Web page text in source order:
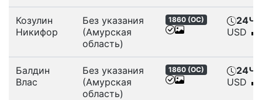
Козулин
Никифор
Без указания
(Амурская
область)
1860 (ОС) 24Ч
USD
Балдин
Влас
Без указания
(Амурская
область)
1860 (ОС) 24Ч
USD